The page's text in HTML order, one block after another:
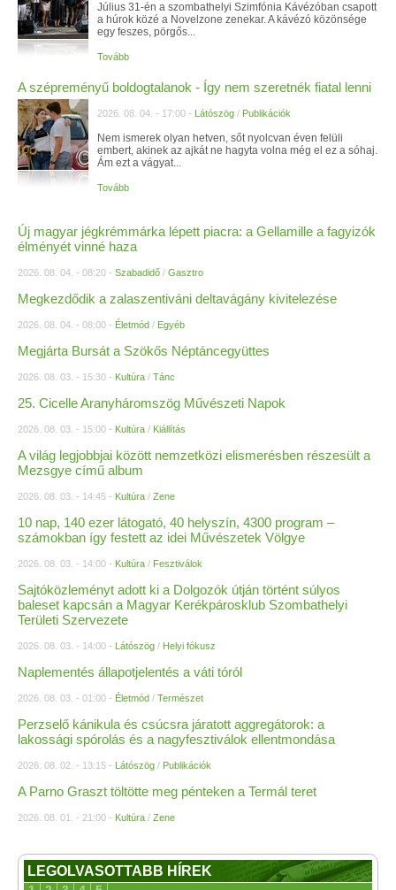
Július 31-én a szombathelyi Szimfónia Kávézóban csapott
a húrok közé a Novelzone zenekar. A kávézó közönsége
egy feszes, pörgős...
Tovább
A szépreményű boldogtalanok - Így nem szeretnék fiatal lenni
2026. 08. 04. - 17:00 - Látószög / Publikációk
Nem ismerek olyan hetven, sőt nyolcvan éven felüli
embert, akinek az ajkát ne hagyta volna még el ez a sóhaj.
Ám ezt a vágyat...
Tovább
Új magyar jégkrémmárka lépett piacra: a Gellamille a fagyizók
élményét vinné haza
2026. 08. 04. - 08:20 - Szabadidő / Gasztro
Megkezdődik a zalaszentiváni deltavágány kivitelezése
2026. 08. 04. - 08:00 - Életmód / Egyéb
Megjárta Bursát a Szökős Néptáncegyüttes
2026. 08. 03. - 15:30 - Kultúra / Tánc
25. Cicelle Aranyháromszög Művészeti Napok
2026. 08. 03. - 15:00 - Kultúra / Kiállítás
A világ legjobbjai között nemzetközi elismerésben részesült a
Mezsgye című album
2026. 08. 03. - 14:45 - Kultúra / Zene
10 nap, 140 ezer látogató, 40 helyszín, 4300 program –
számokban így festett az idei Művészetek Völgye
2026. 08. 03. - 14:00 - Kultúra / Fesztiválok
Sajtóközleményt adott ki a Dolgozók útján történt súlyos
baleset kapcsán a Magyar Kerékpárosklub Szombathelyi
Területi Szervezete
2026. 08. 03. - 14:00 - Látószög / Helyi fókusz
Naplementés állapotjelentés a váti tóról
2026. 08. 03. - 01:00 - Életmód / Természet
Perzselő kánikula és csúcsra járatott aggregátorok: a
lakossági spórolás és a nagyfesztiválok ellentmondása
2026. 08. 02. - 13:15 - Látószög / Publikációk
A Parno Graszt töltötte meg pénteken a Termál teret
2026. 08. 01. - 21:00 - Kultúra / Zene
LEGOLVASOTTABB HÍREK